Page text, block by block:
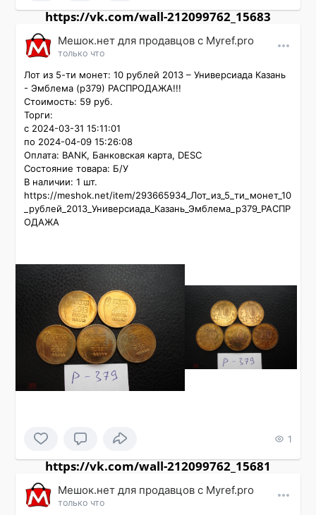
https://vk.com/wall-212099762_15683
Мешок.нет для продавцов c Myref.pro
только что
Лот из 5-ти монет: 10 рублей 2013 – Универсиада Казань
- Эмблема (р379) РАСПРОДАЖА!!!
Стоимость: 59 руб.
Торги:
с 2024-03-31 15:11:01
по 2024-04-09 15:26:08
Оплата: BANK, Банковская карта, DESC
Состояние товара: Б/У
В наличии: 1 шт.
https://meshok.net/item/293665934_Лот_из_5_ти_монет_10
_рублей_2013_Универсиада_Казань_Эмблема_р379_РАСПР
ОДАЖА
1
https://vk.com/wall-212099762_15681
Мешок.нет для продавцов c Myref.pro
только что